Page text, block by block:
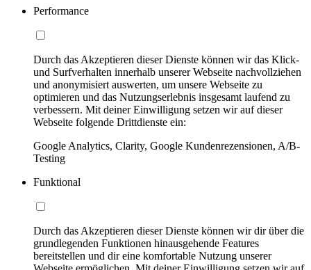
Performance
Durch das Akzeptieren dieser Dienste können wir das Klick-
und Surfverhalten innerhalb unserer Webseite nachvollziehen
und anonymisiert auswerten, um unsere Webseite zu
optimieren und das Nutzungserlebnis insgesamt laufend zu
verbessern. Mit deiner Einwilligung setzen wir auf dieser
Webseite folgende Drittdienste ein:
Google Analytics, Clarity, Google Kundenrezensionen, A/B-
Testing
Funktional
Durch das Akzeptieren dieser Dienste können wir dir über die
grundlegenden Funktionen hinausgehende Features
bereitstellen und dir eine komfortable Nutzung unserer